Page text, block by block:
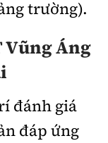
trường).
Áng
đánh giá
đáp ứng